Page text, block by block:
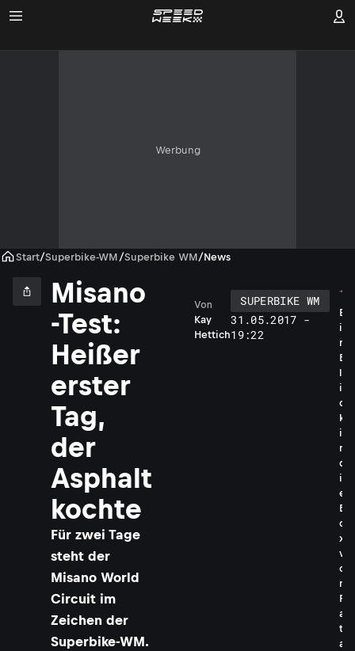
Werbung
Start/Superbike-WM /Superbike WM/News
Misano
-Test:
Heißer
erster
Tag,
der
Asphalt
kochte
Für zwei Tage
steht der
Misano World
Circuit im
Zeichen der
Superbike-WM.
Kay
Hettich
Von
SUPERBIKE WM
31.05.2017 -
19:22
E
i
n
B
l
i
c
k
i
n
d
i
e
B
o
x
v
o
n
P
a
t
a